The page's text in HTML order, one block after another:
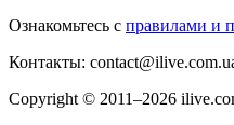
Ознакомьтесь с правилами и
Контакты:
Copyright © 2011–2026